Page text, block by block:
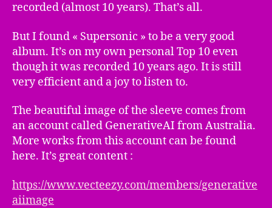
recorded (almost 10 years). That’s all.
But I found « Supersonic » to be a very good
album. It’s on my own personal Top 10 even
though it was recorded 10 years ago. It is still
very efficient and a joy to listen to.
The beautiful image of the sleeve comes from
an account called GenerativeAI from Australia.
More works from this account can be found
here. It’s great content :
https://www.vecteezy.com/members/generative
aiimage